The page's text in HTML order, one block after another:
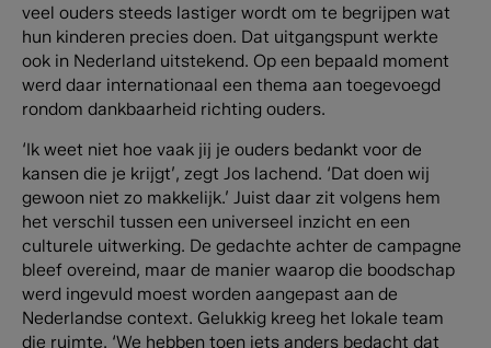
veel ouders steeds lastiger wordt om te begrijpen wat
hun kinderen precies doen. Dat uitgangspunt werkte
ook in Nederland uitstekend. Op een bepaald moment
werd daar internationaal een thema aan toegevoegd
rondom dankbaarheid richting ouders.
‘Ik weet niet hoe vaak jij je ouders bedankt voor de
kansen die je krijgt’, zegt Jos lachend. ‘Dat doen wij
gewoon niet zo makkelijk.’ Juist daar zit volgens hem
het verschil tussen een universeel inzicht en een
culturele uitwerking. De gedachte achter de campagne
bleef overeind, maar de manier waarop die boodschap
werd ingevuld moest worden aangepast aan de
Nederlandse context. Gelukkig kreeg het lokale team
die ruimte. ‘We hebben toen iets anders bedacht dat